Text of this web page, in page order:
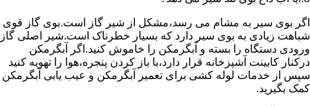
اگر بوی سیر به مشام می رسد،مشکل از شیر گاز است.بوی گاز قوی
شباهت زیادی به بوی سیر دارد که بسیار خطرناک است.شیر اصلی گاز
ورودی دستگاه را بسته و آبگرمکن را خاموش کنید.اگر آبگرمکن
درکنار کابینت آشپزخانه قرار دارد،با باز کردن پنجره،هوا را تهویه کنید
سپس از خدمات لوله کشی برای تعمیر آبگرمکن و عیب یابی آبگرمکن
کمک بگیرید.